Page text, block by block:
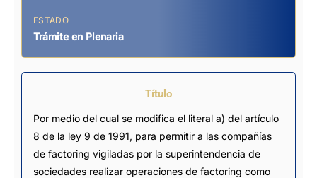
ESTADO
Trámite en Plenaria
Título
Por medio del cual se modifica el literal a) del artículo
8 de la ley 9 de 1991, para permitir a las compañías
de factoring vigiladas por la superintendencia de
sociedades realizar operaciones de factoring como